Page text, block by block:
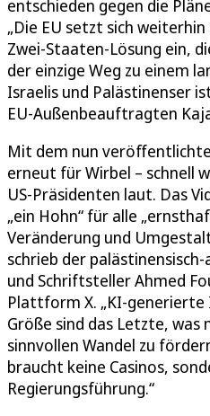
entschieden gegen die
„Die EU setzt sich
Zwei-Staaten-Lösung ein,
der einzige Weg zu einem
Israelis und Palästinenser
EU-Außenbeauftragten
Mit dem nun
erneut für Wirbel – schnell
US-Präsidenten laut. Das
„ein Hohn“ für alle
Veränderung und
schrieb der
und Schriftsteller Ahmed
Plattform X. „KI-
Größe sind das Letzte, was
sinnvollen Wandel zu
braucht keine Casinos,
Regierungsführung.“